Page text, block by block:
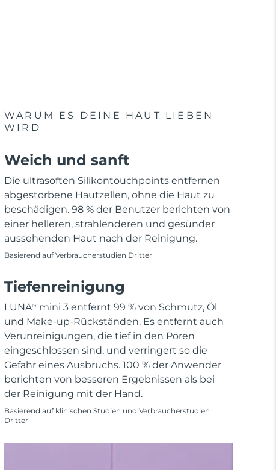
WARUM ES DEINE HAUT LIEBEN
WIRD
Weich und sanft
Die ultrasoften Silikontouchpoints entfernen
abgestorbene Hautzellen, ohne die Haut zu
beschädigen. 98 % der Benutzer berichten von
einer helleren, strahlenderen und gesünder
aussehenden Haut nach der Reinigung.
Basierend auf Verbraucherstudien Dritter
Tiefenreinigung
LUNATM
mini 3 entfernt 99 % von Schmutz, Öl
und Make-up-Rückständen. Es entfernt auch
Verunreinigungen, die tief in den Poren
eingeschlossen sind, und verringert so die
Gefahr eines Ausbruchs. 100 % der Anwender
berichten von besseren Ergebnissen als bei
der Reinigung mit der Hand.
Basierend auf klinischen Studien und Verbraucherstudien
Dritter